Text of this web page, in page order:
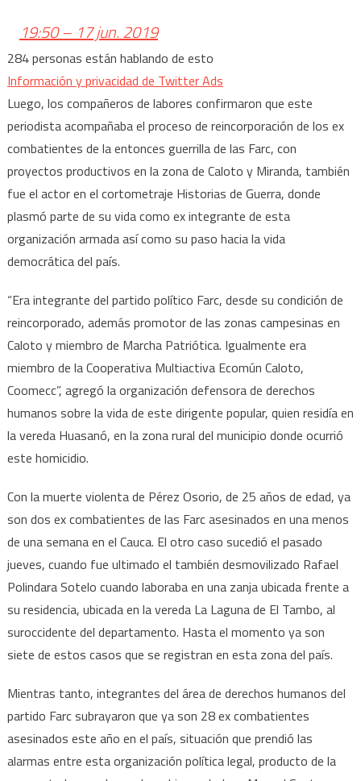
19:50 – 17 jun. 2019
284 personas están hablando de esto
Información y privacidad de Twitter Ads
Luego, los compañeros de labores confirmaron que este
periodista acompañaba el proceso de reincorporación de los ex
combatientes de la entonces guerrilla de las Farc, con
proyectos productivos en la zona de Caloto y Miranda, también
fue el actor en el cortometraje Historias de Guerra, donde
plasmó parte de su vida como ex integrante de esta
organización armada así como su paso hacia la vida
democrática del país.
“Era integrante del partido político Farc, desde su condición de
reincorporado, además promotor de las zonas campesinas en
Caloto y miembro de Marcha Patriótica. Igualmente era
miembro de la Cooperativa Multiactiva Ecomún Caloto,
Coomecc”, agregó la organización defensora de derechos
humanos sobre la vida de este dirigente popular, quien residía en
la vereda Huasanó, en la zona rural del municipio donde ocurrió
este homicidio.
Con la muerte violenta de Pérez Osorio, de 25 años de edad, ya
son dos ex combatientes de las Farc asesinados en una menos
de una semana en el Cauca. El otro caso sucedió el pasado
jueves, cuando fue ultimado el también desmovilizado Rafael
Polindara Sotelo cuando laboraba en una zanja ubicada frente a
su residencia, ubicada en la vereda La Laguna de El Tambo, al
suroccidente del departamento. Hasta el momento ya son
siete de estos casos que se registran en esta zona del país.
Mientras tanto, integrantes del área de derechos humanos del
partido Farc subrayaron que ya son 28 ex combatientes
asesinados este año en el país, situación que prendió las
alarmas entre esta organización política legal, producto de la